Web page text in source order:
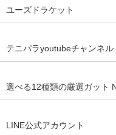
ユーズドラケット
テニパラyoutubeチャンネル
選べる12種類の厳選ガット
LINE公式アカウント